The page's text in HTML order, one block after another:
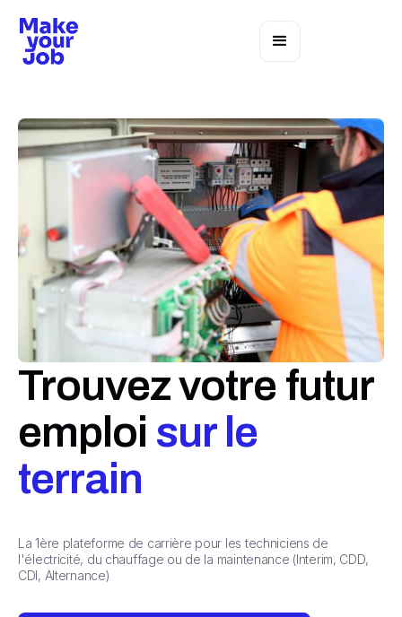
Trouvez votre futur
emploi sur le
terrain
La 1ère plateforme de carrière pour les techniciens de
l'électricité, du chauffage ou de la maintenance (Interim, CDD,
CDI, Alternance)